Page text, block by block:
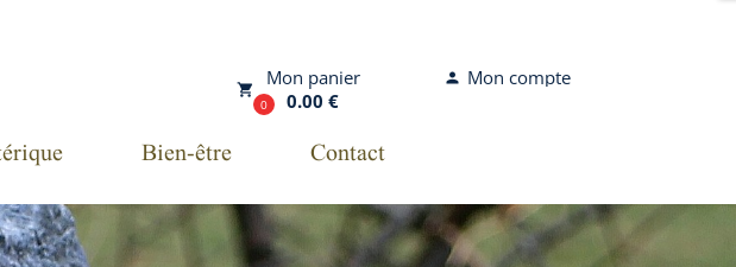
Bien-être Contact
person Mon compte
local_grocery_store
0
Mon panier
0.00 €